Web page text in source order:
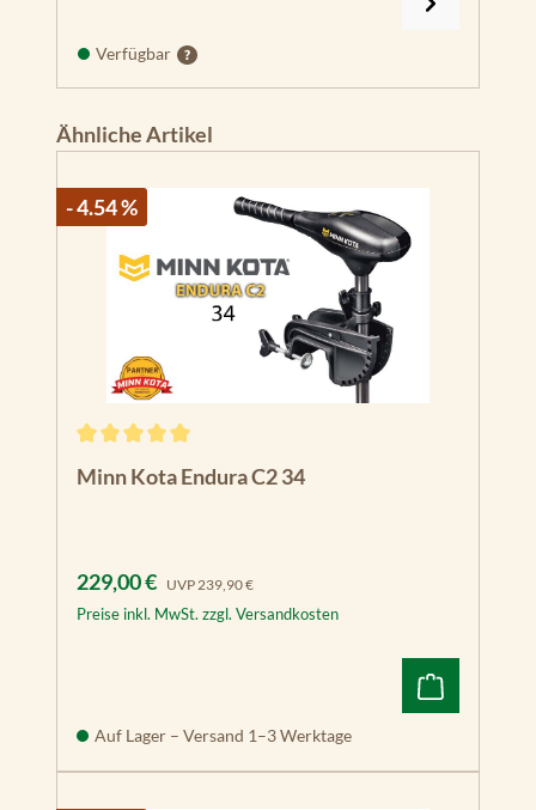
Verfügbar
Produktgalerie überspringen
Ähnliche Artikel
- 4.54 %
Minn Kota Endura C2 34
Verkaufspreis:
229,00 € UVP 239,90 €
Preise inkl. MwSt. zzgl. Versandkosten
Auf Lager – Versand 1–3 Werktage